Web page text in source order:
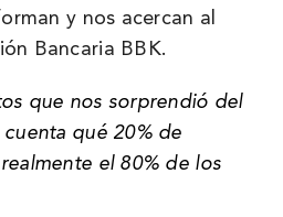
y nos acercan al
Bancaria BBK.
que nos sorprendió del
qué 20% de
el 80% de los